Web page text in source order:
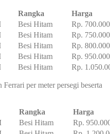
Rangka
Harga
Besi Hitam
Rp.
Besi Hitam
Rp.
Besi Hitam
Rp.
Besi Hitam
Rp.
Besi Hitam Rp.
per meter persegi beserta
Rangka
Harga
Besi Hitam
Rp.